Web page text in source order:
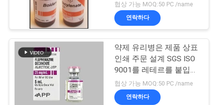
락
10ml 작은 유리병 상
자
45
협상 가능 MOQ:50 PC /name
연락하다
약제 유리병은 제품 상표
인쇄 주문 설계 SGS ISO
9001를 레테르를 붙입니
다
협상 가능 MOQ:50 PC /name
연락하다